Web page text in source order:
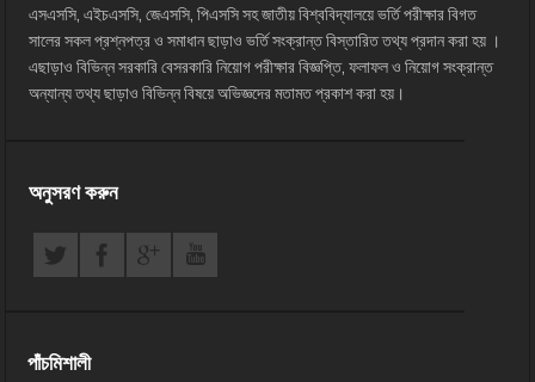
এসএসসি, এইচএসসি, জেএসসি, পিএসসি সহ জাতীয় বিশ্ববিদ্যালয়ে ভর্তি পরীক্ষার বিগত
সালের সকল প্রশ্নপত্র ও সমাধান ছাড়াও ভর্তি সংক্রান্ত বিস্তারিত তথ্য প্রদান করা হয় ।
এছাড়াও বিভিন্ন সরকারি বেসরকারি নিয়োগ পরীক্ষার বিজ্ঞপ্তি, ফলাফল ও নিয়োগ সংক্রান্ত
অন্যান্য তথ্য ছাড়াও বিভিন্ন বিষয়ে অভিজ্ঞদের মতামত প্রকাশ করা হয়।
অনুসরণ করুন
পাঁচমিশালী